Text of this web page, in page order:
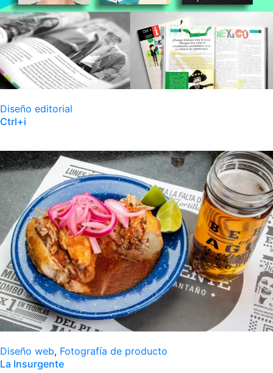
Diseño editorial
Ctrl+i
Diseño web, Fotografía de producto
La Insurgente